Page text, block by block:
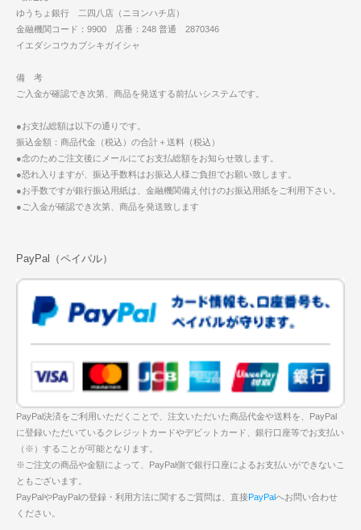
ゆうちょ銀行 二四八店（ニヨンハチ店）
金融機関コード：9900 店番：248 普通 2870346
イエダシコウカブシキガイシャ
備 考
ご入金が確認でき次第、商品を発送する前払いシステムです。
●お支払総額は以下の通りです。
振込金額：商品代金（税込）の合計＋送料（税込）
●念のためご注文後にメールにてお支払総額をお知らせ致します。
●恐れ入りますが、振込手数料はお振込人様ご負担でお願い致します。
●お手数ですが銀行振込用紙は、金融機関備え付けのお振込用紙をご利用下さい。
●ご入金が確認でき次第、商品を発送致します
PayPal（ペイパル）
PayPal決済をご利用いただくことで、注文いただいた商品代金や送料を、PayPal
に登録いただいているクレジットカードやデビットカード、銀行口座等でお支払い
（※）することが可能となります。
※ご注文の商品や金額によって、PayPal側で銀行口座によるお支払いができないこ
ともございます。
PayPalやPayPalの登録・利用方法に関するご質問は、直接PayPalへお問い合わせ
ください。